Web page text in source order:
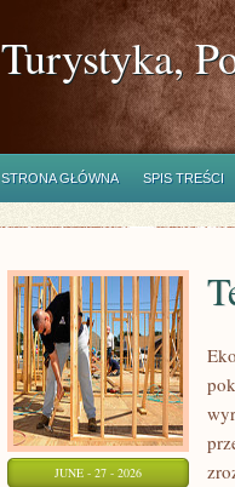
Turystyka,
STRONA GŁÓWNA SPIS TREŚCI
JUNE - 27 - 2026